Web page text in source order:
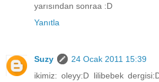
yarısından sonraa :D
Yanıtla
Suzy
24 Ocak 2011 15:39
ikimiz: oleyy:D lilibebek